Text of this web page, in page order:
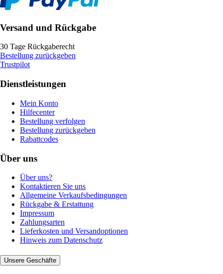
Versand und Rückgabe
30 Tage Rückgaberecht
Bestellung zurückgeben
Trustpilot
Dienstleistungen
Mein Konto
Hilfecenter
Bestellung verfolgen
Bestellung zurückgeben
Rabattcodes
Über uns
Über uns?
Kontaktieren Sie uns
Allgemeine Verkaufsbedingungen
Rückgabe & Erstattung
Impressum
Zahlungsarten
Lieferkosten und Versandoptionen
Hinweis zum Datenschutz
Unsere Geschäfte